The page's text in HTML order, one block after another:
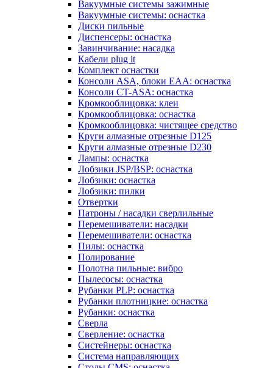
Вакуумные системы зажимные
Вакуумные системы: оснастка
Диски пильные
Диспенсеры: оснастка
Завинчивание: насадка
Кабели plug it
Комплект оснастки
Консоли ASA, блоки EAA: оснастка
Консоли CT-ASA: оснастка
Кромкооблицовка: клеи
Кромкооблицовка: оснастка
Кромкооблицовка: чистящее средство
Круги алмазные отрезные D125
Круги алмазные отрезные D230
Лампы: оснастка
Лобзики JSP/BSP: оснастка
Лобзики: оснастка
Лобзики: пилки
Отвертки
Патроны / насадки сверлильные
Перемешиватели: насадки
Перемешиватели: оснастка
Пилы: оснастка
Полирование
Полотна пильные: вибро
Пылесосы: оснастка
Рубанки PLP: оснастка
Рубанки плотницкие: оснастка
Рубанки: оснастка
Сверла
Сверление: оснастка
Систейнеры: оснастка
Система направляющих